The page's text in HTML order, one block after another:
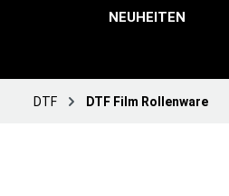
NEUHEITEN
DTF DTF Film Rollenware